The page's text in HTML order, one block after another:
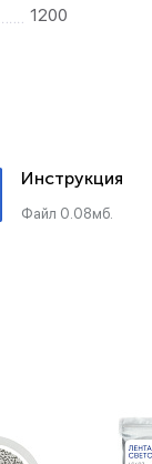
1200
Инструкция
Файл 0.08мб.